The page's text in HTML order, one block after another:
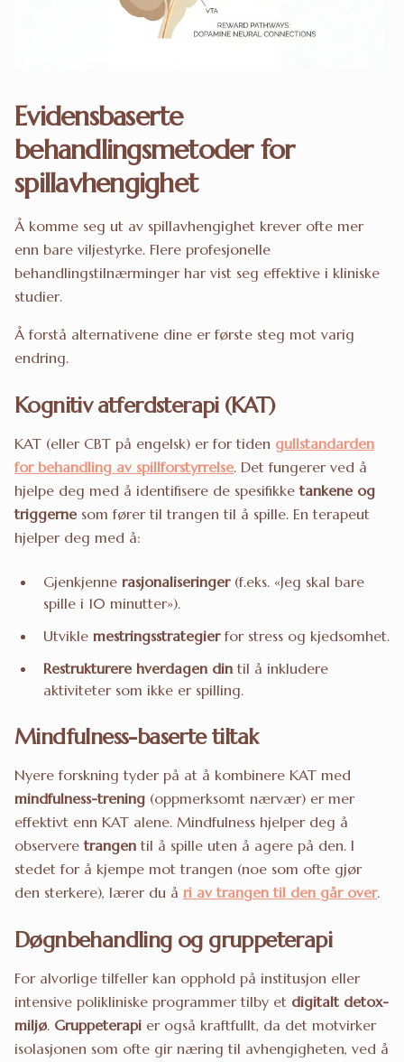
Evidensbaserte
behandlingsmetoder for
spillavhengighet
Å komme seg ut av spillavhengighet krever ofte mer
enn bare viljestyrke. Flere profesjonelle
behandlingstilnærminger har vist seg effektive i kliniske
studier.
Å forstå alternativene dine er første steg mot varig
endring.
Kognitiv atferdsterapi (KAT)
KAT (eller CBT på engelsk) er for tiden gullstandarden
for behandling av spillforstyrrelse. Det fungerer ved å
hjelpe deg med å identifisere de spesifikketankene og
triggerne som fører til trangen til å spille. En terapeut
hjelper deg med å:
Gjenkjenne rasjonaliseringer(f.eks. «Jeg skal bare
spille i 10 minutter»).
Utvikle mestringsstrategierfor stress og kjedsomhet.
Restrukturere hverdagen din til å inkludere
aktiviteter som ikke er spilling.
Mindfulness-baserte tiltak
Nyere forskning tyder på at å kombinere KAT med
mindfulness-trening (oppmerksomt nærvær) er mer
effektivt enn KAT alene. Mindfulness hjelper deg å
observeretrangen til å spille uten å agere på den. I
stedet for å kjempe mot trangen (noe som ofte gjør
den sterkere), lærer du å ri av trangen til den går over.
Døgnbehandling og gruppeterapi
For alvorlige tilfeller kan opphold på institusjon eller
intensive polikliniske programmer tilby et digitalt detox-
miljø. Gruppeterapi er også kraftfullt, da det motvirker
isolasjonen som ofte gir næring til avhengigheten, ved å